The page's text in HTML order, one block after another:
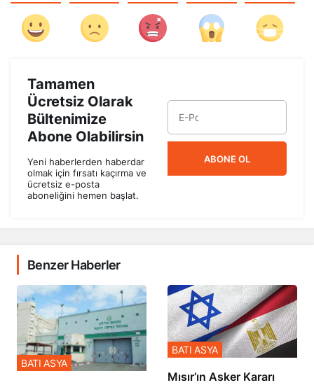
Tamamen
Ücretsiz Olarak
Bültenimize
Abone Olabilirsin
Yeni haberlerden haberdar
olmak için fırsatı kaçırma ve
ücretsiz e-posta
aboneliğini hemen başlat.
ABONE OL
Benzer Haberler
BATI ASYA
Mısır’ın Asker Kararı
BATI ASYA